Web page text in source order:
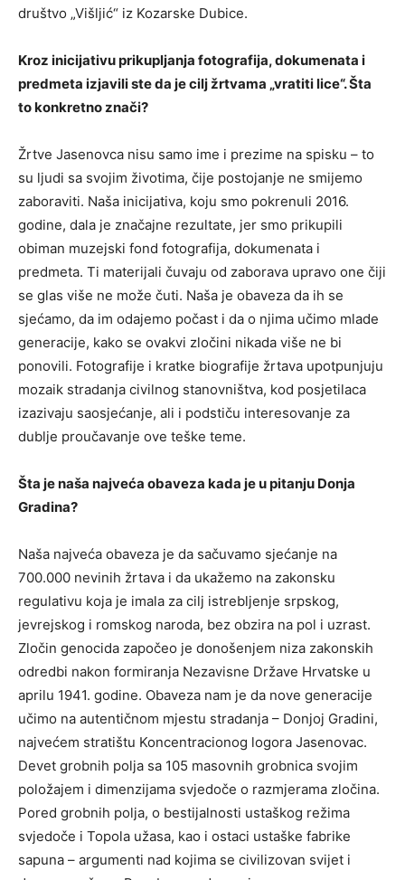
društvo „Višlјić“ iz Kozarske Dubice.
Kroz inicijativu prikuplјanja fotografija, dokumenata i
predmeta izjavili ste da je cilј žrtvama „vratiti lice“. Šta
to konkretno znači?
Žrtve Jasenovca nisu samo ime i prezime na spisku – to
su lјudi sa svojim životima, čije postojanje ne smijemo
zaboraviti. Naša inicijativa, koju smo pokrenuli 2016.
godine, dala je značajne rezultate, jer smo prikupili
obiman muzejski fond fotografija, dokumenata i
predmeta. Ti materijali čuvaju od zaborava upravo one čiji
se glas više ne može čuti. Naša je obaveza da ih se
sjećamo, da im odajemo počast i da o njima učimo mlade
generacije, kako se ovakvi zločini nikada više ne bi
ponovili. Fotografije i kratke biografije žrtava upotpunjuju
mozaik stradanja civilnog stanovništva, kod posjetilaca
izazivaju saosjećanje, ali i podstiču interesovanje za
dublјe proučavanje ove teške teme.
Šta je naša najveća obaveza kada je u pitanju Donja
Gradina?
Naša najveća obaveza je da sačuvamo sjećanje na
700.000 nevinih žrtava i da ukažemo na zakonsku
regulativu koja je imala za cilј istreblјenje srpskog,
jevrejskog i romskog naroda, bez obzira na pol i uzrast.
Zločin genocida započeo je donošenjem niza zakonskih
odredbi nakon formiranja Nezavisne Države Hrvatske u
aprilu 1941. godine. Obaveza nam je da nove generacije
učimo na autentičnom mjestu stradanja – Donjoj Gradini,
najvećem stratištu Koncentracionog logora Jasenovac.
Devet grobnih polјa sa 105 masovnih grobnica svojim
položajem i dimenzijama svjedoče o razmjerama zločina.
Pored grobnih polјa, o bestijalnosti ustaškog režima
svjedoče i Topola užasa, kao i ostaci ustaške fabrike
sapuna – argumenti nad kojima se civilizovan svijet i